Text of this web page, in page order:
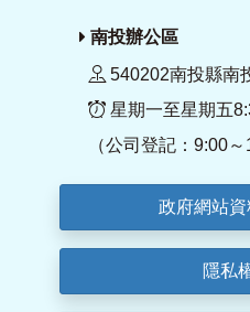
南投辦公區
540202南投縣南
星期一至星期五
（公司登記：9:00
政府網站
隱私